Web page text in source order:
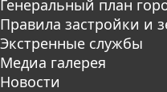
Генеральный план
Правила застройки и
Экстренные службы
Медиа галерея
Новости